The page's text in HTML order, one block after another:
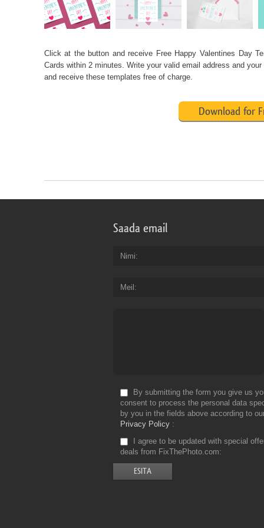
Click at the button and receive Free Happy Valentines Day
Cards within 2 minutes. Write your valid email address and
and receive these templates free of charge.
Download for
Saada email
Nimi
Meil
By submitting the form you give us
consent to process the personal data
by you in the fields above according to
Privacy Policy
I agree to be updated with special
deals from FixThePhoto.com